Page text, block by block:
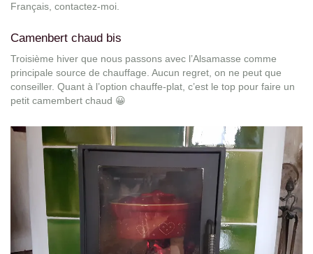
Français, contactez-moi.
Camenbert chaud bis
Troisième hiver que nous passons avec l’Alsamasse comme
principale source de chauffage. Aucun regret, on ne peut que
conseiller. Quant à l’option chauffe-plat, c’est le top pour faire un
petit camembert chaud 😀